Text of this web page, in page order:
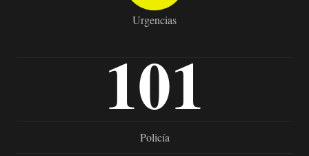
Urgencias
101
Policía